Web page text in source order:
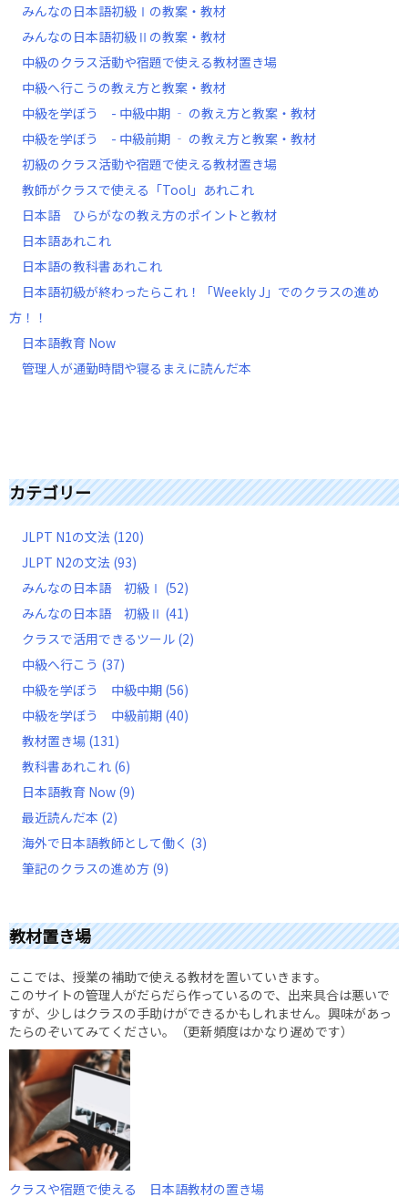
みんなの日本語初級Ⅰの教案・教材
みんなの日本語初級Ⅱの教案・教材
中級のクラス活動や宿題で使える教材置き場
中級へ行こうの教え方と教案・教材
中級を学ぼう - 中級中期 ‐ の教え方と教案・教材
中級を学ぼう - 中級前期 ‐ の教え方と教案・教材
初級のクラス活動や宿題で使える教材置き場
教師がクラスで使える「Tool」あれこれ
日本語 ひらがなの教え方のポイントと教材
日本語あれこれ
日本語の教科書あれこれ
日本語初級が終わったらこれ！「Weekly J」でのクラスの進め
方！！
日本語教育 Now
管理人が通勤時間や寝るまえに読んだ本
カテゴリー
JLPT N1の文法 (120)
JLPT N2の文法 (93)
みんなの日本語 初級Ⅰ (52)
みんなの日本語 初級Ⅱ (41)
クラスで活用できるツール (2)
中級へ行こう (37)
中級を学ぼう 中級中期 (56)
中級を学ぼう 中級前期 (40)
教材置き場 (131)
教科書あれこれ (6)
日本語教育 Now (9)
最近読んだ本 (2)
海外で日本語教師として働く (3)
筆記のクラスの進め方 (9)
教材置き場
ここでは、授業の補助で使える教材を置いていきます。
このサイトの管理人がだらだら作っているので、出来具合は悪いで
すが、少しはクラスの手助けができるかもしれません。興味があっ
たらのぞいてみてください。（更新頻度はかなり遅めです）
クラスや宿題で使える 日本語教材の置き場